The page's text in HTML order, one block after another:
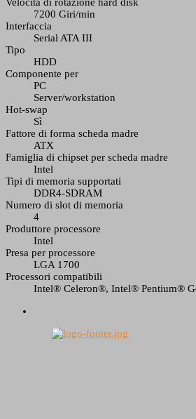
7200 Giri/min
Interfaccia
Serial ATA III
Tipo
HDD
Componente per
PC
Server/workstation
Hot-swap
Sì
Fattore di forma scheda madre
ATX
Famiglia di chipset per scheda madre
Intel
Tipi di memoria supportati
DDR4-SDRAM
Numero di slot di memoria
4
Produttore processore
Intel
Presa per processore
LGA 1700
Processori compatibili
Intel® Celeron®, Intel® Pentium®